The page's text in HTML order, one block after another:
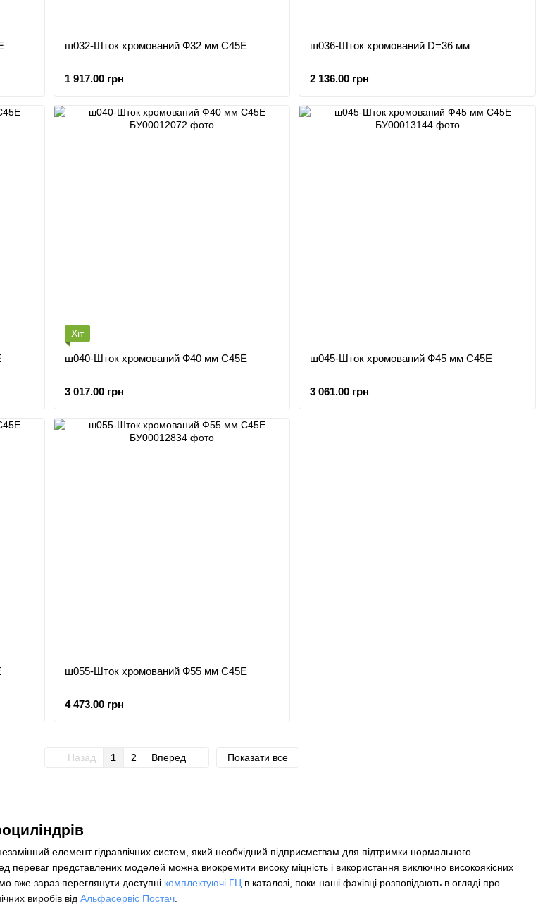
елемент гідравлічних систем, який необхідний підприємствам для підтримки нормального
переваг представлених моделей можна виокремити високу міцність і використання виключно високоякісних
вже зараз переглянути доступні комплектуючі ГЦ в каталозі, поки наші фахівці розповідають в огляді про
виробів від Альфасервіс Постач
ш032-Шток хромований Ф32 мм С45Е
1 917.00 грн
ш036-Шток хромований D=36 мм
2 136.00 грн
Хіт
ш040-Шток хромований Ф40 мм С45Е
3 017.00 грн
ш045-Шток хромований Ф45 мм С45Е
3 061.00 грн
ш055-Шток хромований Ф55 мм С45Е
4 473.00 грн
Назад 1 2 Вперед Показати все